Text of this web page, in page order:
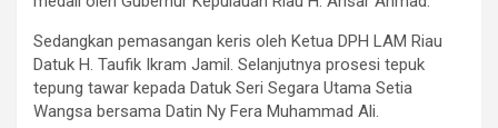
Sedangkan pemasangan keris oleh Ketua DPH LAM Riau
Datuk H. Taufik Ikram Jamil. Selanjutnya prosesi tepuk
tepung tawar kepada Datuk Seri Segara Utama Setia
Wangsa bersama Datin Ny Fera Muhammad Ali.